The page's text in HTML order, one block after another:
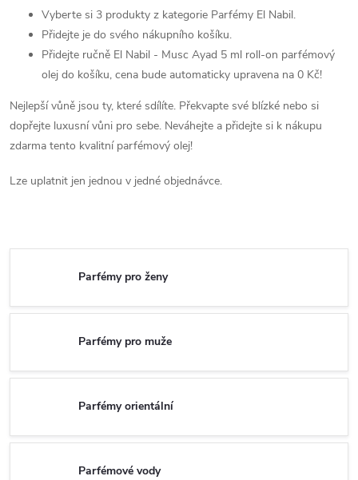
Vyberte si 3 produkty z kategorie Parfémy El Nabil.
Přidejte je do svého nákupního košíku.
Přidejte ručně El Nabil - Musc Ayad 5 ml roll-on parfémový
olej do košíku, cena bude automaticky upravena na 0 Kč!
Nejlepší vůně jsou ty, které sdílíte. Překvapte své blízké nebo si
dopřejte luxusní vůni pro sebe. Neváhejte a přidejte si k nákupu
zdarma tento kvalitní parfémový olej!
Lze uplatnit jen jednou v jedné objednávce.
Parfémy pro ženy
Parfémy pro muže
Parfémy orientální
Parfémové vody